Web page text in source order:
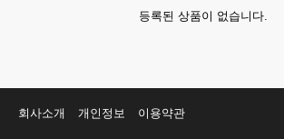
등록된 상품이 없습니다.
회사소개 개인정보 이용약관